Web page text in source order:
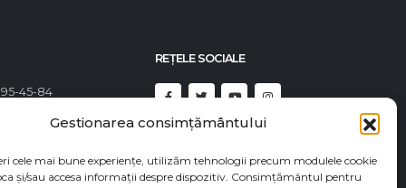
Gestionarea consimțământului
cele mai bune experiențe, utilizăm tehnologii precum modulele cookie
și/sau accesa informații despre dispozitiv. Consimțământul pentru
23-46
REȚELE SOCIALE